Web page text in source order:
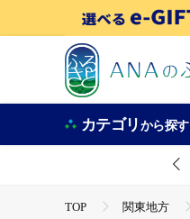
カテゴリから探す
TOP 関東地方